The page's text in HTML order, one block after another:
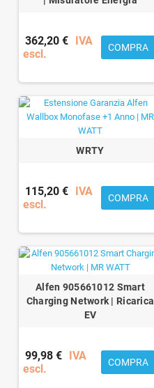
362,20 € IVA
escl.
COMPRA
WRTY
115,20 € IVA
escl.
COMPRA
Alfen 905661012 Smart
Charging Network | Ricarica
EV
99,98 € IVA
escl.
COMPRA